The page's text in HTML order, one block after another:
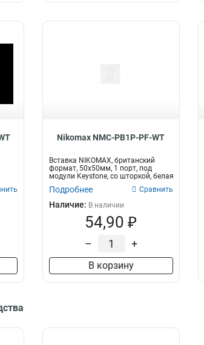
Nikomax NMC-PB1P-PF-WT
Вставка NIKOMAX, британский
формат, 50x50мм, 1 порт, под
модули Keystone, со шторкой, белая
Подробнее Сравнить
Наличие: В наличии
54,90 ₽
– +
В корзину